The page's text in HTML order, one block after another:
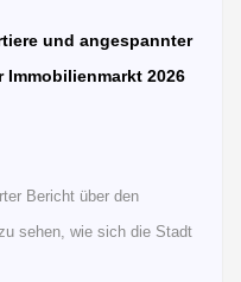
und angespannter
Immobilienmarkt 2026
Bericht über den
sehen, wie sich die Stadt